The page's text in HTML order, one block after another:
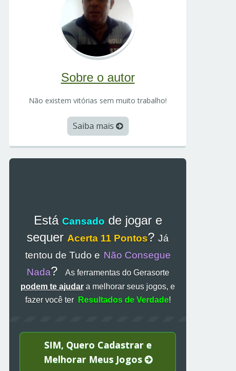
Sobre o autor
Não existem vitórias sem muito trabalho!
Saiba mais
Está Cansado de jogar e
sequer Acerta 11 Pontos? Já
tentou de Tudo e Não Consegue
Nada?
As ferramentas do Gerasorte
podem te ajudar a melhorar seus jogos, e
fazer você ter
Resultados de Verdade!
SIM, Quero Cadastrar e
Melhorar Meus Jogos